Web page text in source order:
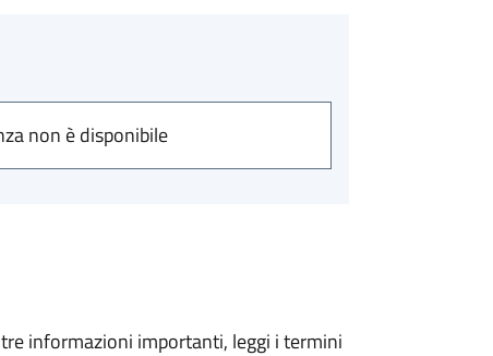
non è disponibile
informazioni importanti, leggi i termini